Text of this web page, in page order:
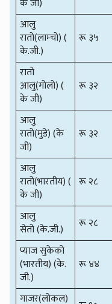
आलु
रातो(लाम्चो) (
के.जी.)
रू ३५
रातो
आलु(गोलो) (
के जी)
रू ३२
आलु
रातो(मुडे) (के
जी)
रू ३२
आलु
रातो(भारतीय) (
के जी)
रू २८
आलु
सेतो (के.जी.)
रू २८
प्याज सुकेको
(भारतीय) (के.
जी.)
रू ४४
गाजर(लोकल)